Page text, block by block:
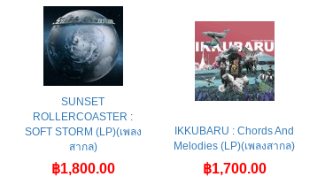
SUNSET
ROLLERCOASTER :
SOFT STORM (LP)(เพลง
สากล)
฿1,800.00
IKKUBARU : Chords And
Melodies (LP)(เพลงสากล)
฿1,700.00